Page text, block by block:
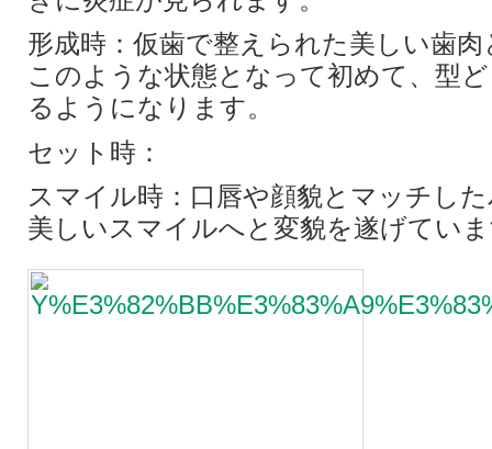
形成時：仮歯で整えられた美しい歯
このような状態となって初めて、型
るようになります。
セット時：
スマイル時：口唇や顔貌とマッチし
美しいスマイルへと変貌を遂げてい